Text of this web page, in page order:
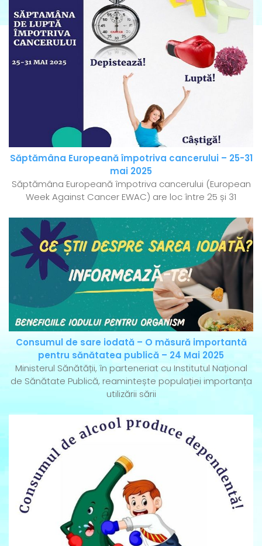
Săptămâna Europeană împotriva cancerului – 25-31
mai 2025
Săptămâna Europeană împotriva cancerului (European
Week Against Cancer EWAC) are loc între 25 și 31
Consumul de sare iodată – O măsură importantă
pentru sănătatea publică – 24 Mai 2025
Ministerul Sănătății, în parteneriat cu Institutul Național
de Sănătate Publică, reamintește populației importanța
utilizării sării